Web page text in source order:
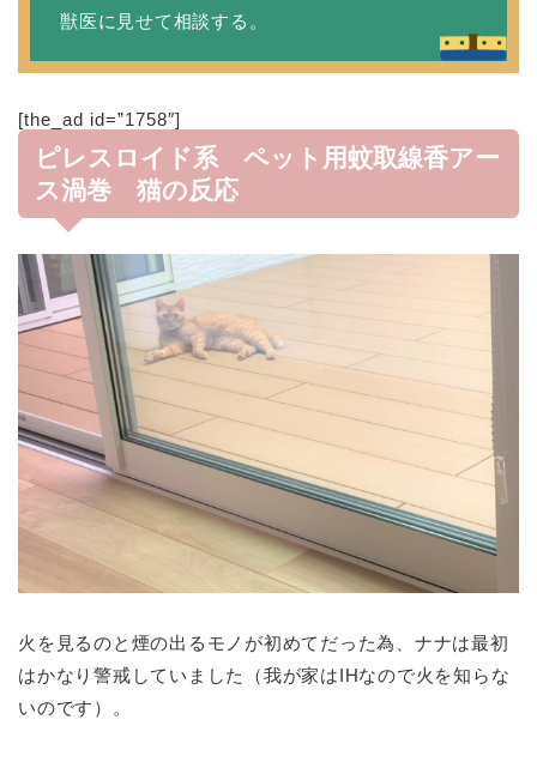
獣医に見せて相談する。
[the_ad id=”1758″]
ピレスロイド系 ペット用蚊取線香アー
ス渦巻 猫の反応
火を見るのと煙の出るモノが初めてだった為、ナナは最初
はかなり警戒していました（我が家はIHなので火を知らな
いのです）。